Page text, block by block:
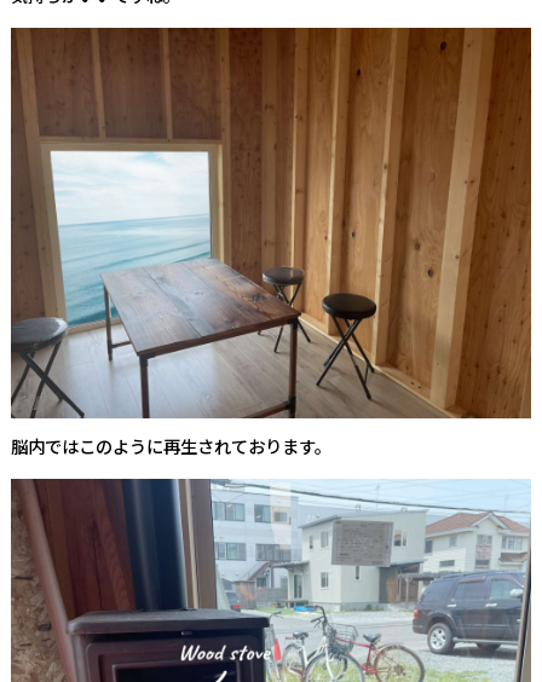
脳内ではこのように再生されております。